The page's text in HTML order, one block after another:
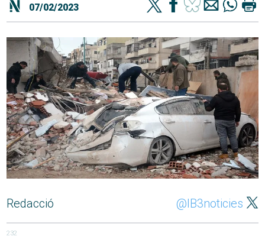
07/02/2023
Redacció @IB3noticies
232